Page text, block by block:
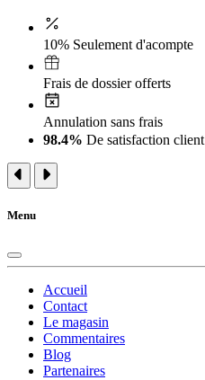
10% Seulement d'acompte
Frais de dossier offerts
Annulation sans frais
98.4% De satisfaction client
Menu
Accueil
Contact
Le magasin
Commentaires
Blog
Partenaires